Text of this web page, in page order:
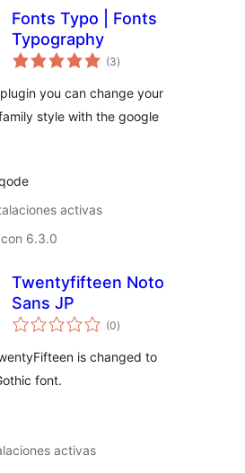
Fonts Typo | Fonts
Typography
(3total
de
)
you can change your
style with the google
activas
6.3.0
Twentyfifteen Noto
Sans JP
(0total
de
)
is changed to
font.
activas